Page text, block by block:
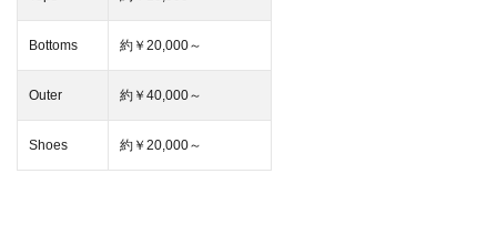
Bottoms 約￥20,000～
Outer 約￥40,000～
Shoes 約￥20,000～